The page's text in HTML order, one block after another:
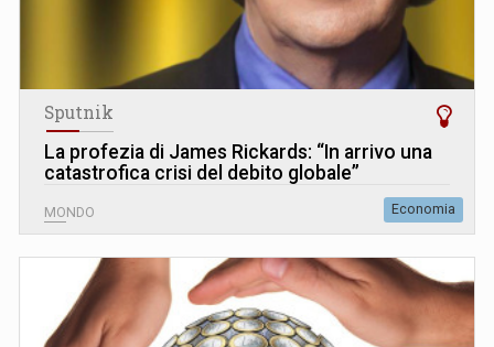
Sputnik
La profezia di James Rickards: “In arrivo una
catastrofica crisi del debito globale”
MONDO Economia